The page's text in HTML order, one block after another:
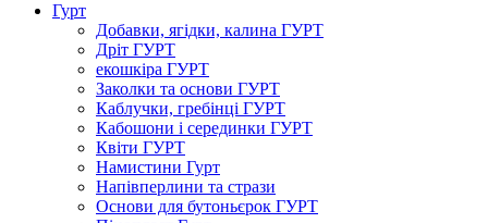
Гурт
Добавки, ягідки, калина ГУРТ
Дріт ГУРТ
екошкіра ГУРТ
Заколки та основи ГУРТ
Каблучки, гребінці ГУРТ
Кабошони і серединки ГУРТ
Квіти ГУРТ
Намистини Гурт
Напівперлини та стрази
Основи для бутоньєрок ГУРТ